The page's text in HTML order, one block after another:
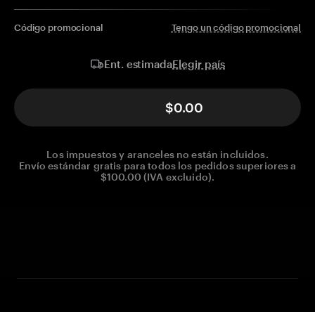
Código promocional Tengo un código promocional
Ent. estimadaElegir país
$0.00
Los impuestos y aranceles no están incluidos.
Envío estándar gratis para todos los pedidos superiores a
$100.00 (IVA excluido).